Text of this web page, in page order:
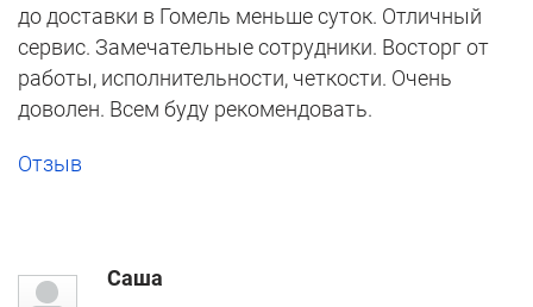
до доставки в Гомель меньше суток. Отличный
сервис. Замечательные сотрудники. Восторг от
работы, исполнительности, четкости. Очень
доволен. Всем буду рекомендовать.
Отзыв
Саша